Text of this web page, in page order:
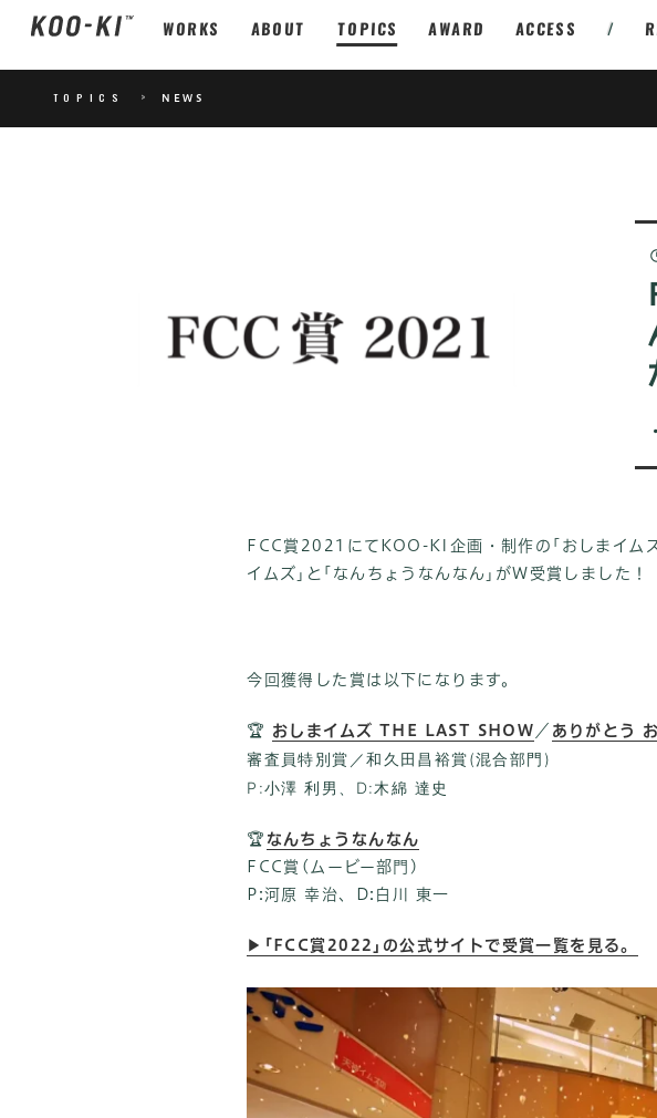
WORKS ABOUT TOPICS AWARD ACCESS /
TOPICS > NEWS
FCC賞2021にてKOO-KI企画・制作の｢おしまイ
イムズ｣と｢なんちょうなんなん｣がW受賞しました！
今回獲得した賞は以下になります。
🏆 おしまイムズ THE LAST SHOW ／ ありがとう
審査員特別賞／和久⽥昌裕賞(混合部門)
P:小澤 利男、D:木綿 達史
🏆 なんちょうなんなん
FCC賞(ムービー部門)
P:河原 幸治、D:白川 東一
▶︎｢FCC賞2022｣の公式サイトで受賞一覧を見る。